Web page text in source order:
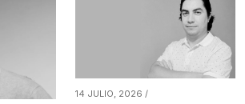
14 JULIO, 2026 /